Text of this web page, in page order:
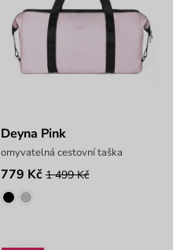
Deyna Pink
omyvatelná cestovní taška
779 Kč 1 499 Kč